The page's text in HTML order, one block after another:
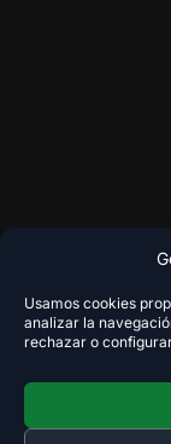
Usamos cookies
analizar la
rechazar o